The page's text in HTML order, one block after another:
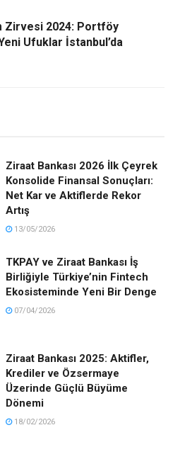
Zirvesi 2024: Portföy
Ufuklar İstanbul’da
Ziraat Bankası 2026 İlk Çeyrek
Konsolide Finansal Sonuçları:
Net Kar ve Aktiflerde Rekor
Artış
13/05/2026
TKPAY ve Ziraat Bankası İş
Birliğiyle Türkiye’nin Fintech
Ekosisteminde Yeni Bir Denge
07/04/2026
Ziraat Bankası 2025: Aktifler,
Krediler ve Özsermaye
Üzerinde Güçlü Büyüme
Dönemi
18/02/2026